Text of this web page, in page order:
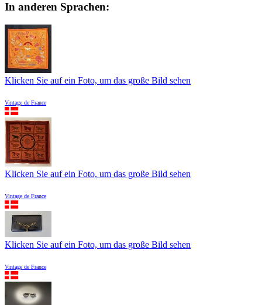
In anderen Sprachen:
Klicken Sie auf ein Foto, um das große Bild sehen
Vintage de France
Klicken Sie auf ein Foto, um das große Bild sehen
Vintage de France
Klicken Sie auf ein Foto, um das große Bild sehen
Vintage de France